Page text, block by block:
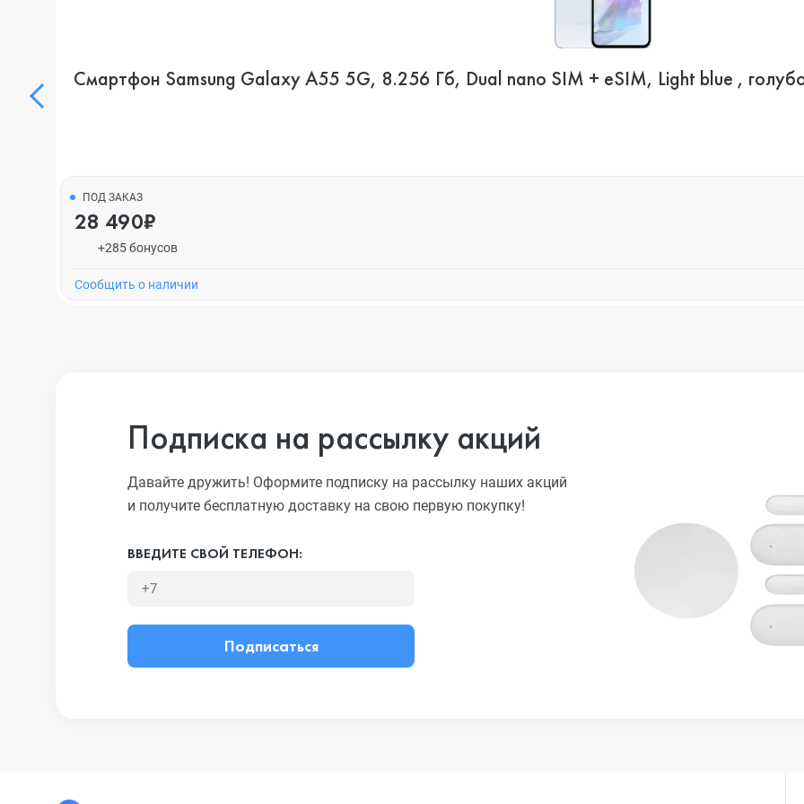
Смартфон Samsung Galaxy A55 5G, 8.256 Гб, Dual nano SIM + eSIM, Light blue ,
ПОД ЗАКАЗ
28 490₽
+285 бонусов
Cообщить о наличии
Подписка на рассылку акций
Давайте дружить! Оформите подписку на рассылку наших акций
и получите бесплатную доставку на свою первую покупку!
ВВЕДИТЕ СВОЙ ТЕЛЕФОН:
Подписаться